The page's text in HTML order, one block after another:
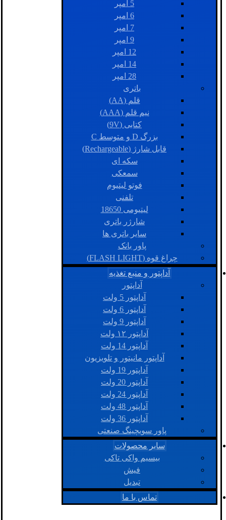
5 امپر
6 امپر
7 امپر
9 امپر
12 امپر
14 امپر
28 امپر
باتری
قلم (AA)
نیم قلم (AAA)
کتابی (9V)
بزرگ D و متوسط C
قابل شارژ (Rechargeable)
سکه ای
سمعکی
فوتو لیتیوم
تلفنی
لیتیومی 18650
شارژر باتری
سایر باتری ها
پاور بانک
چراغ قوه (FLASH LIGHT)
آداپتور و منبع تغذیه
آداپتور
آداپتور 5 ولت
آداپتور 6 ولت
آداپتور 9 ولت
آداپتور ۱۲ ولت
آداپتور 14 ولت
آداپتور مانیتور و تلویزیون
آداپتور 19 ولت
آداپتور 20 ولت
آداپتور 24 ولت
آداپتور 48 ولت
آداپتور 36 ولت
پاور سویچینگ صنعتی
سایر محصولات
بیسیم واکی تاکی
فیش
تبدیل
تماس با ما